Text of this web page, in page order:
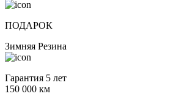
ПОДАРОК
Зимняя Резина
Гарантия 5 лет
150 000 км